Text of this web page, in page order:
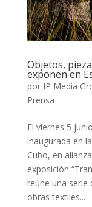
Objetos,
exponen en
por IP Media
Prensa
El viernes 5
inaugurada en
Cubo, en
exposición
reúne una serie
obras textiles...